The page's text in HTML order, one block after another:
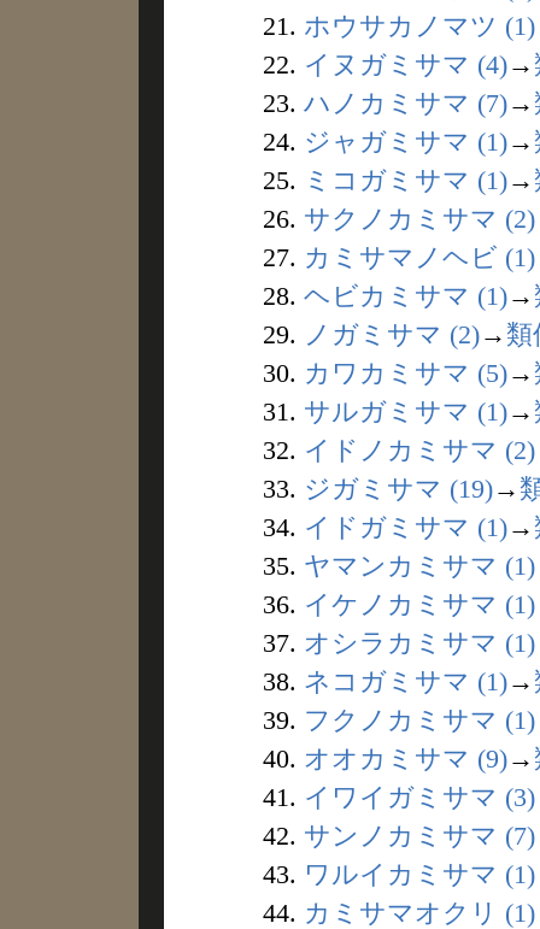
21. ホウサカノマツ (1)
22. イヌガミサマ (4)→
23. ハノカミサマ (7)→
24. ジャガミサマ (1)→
25. ミコガミサマ (1)→
26. サクノカミサマ (2)
27. カミサマノヘビ (1)
28. ヘビカミサマ (1)→
29. ノガミサマ (2)→ 類
30. カワカミサマ (5)→
31. サルガミサマ (1)→
32. イドノカミサマ (2)
33. ジガミサマ (19)→
34. イドガミサマ (1)→
35. ヤマンカミサマ (1)
36. イケノカミサマ (1)
37. オシラカミサマ (1)
38. ネコガミサマ (1)→
39. フクノカミサマ (1)
40. オオカミサマ (9)→
41. イワイガミサマ (3)
42. サンノカミサマ (7)
43. ワルイカミサマ (1)
44. カミサマオクリ (1)